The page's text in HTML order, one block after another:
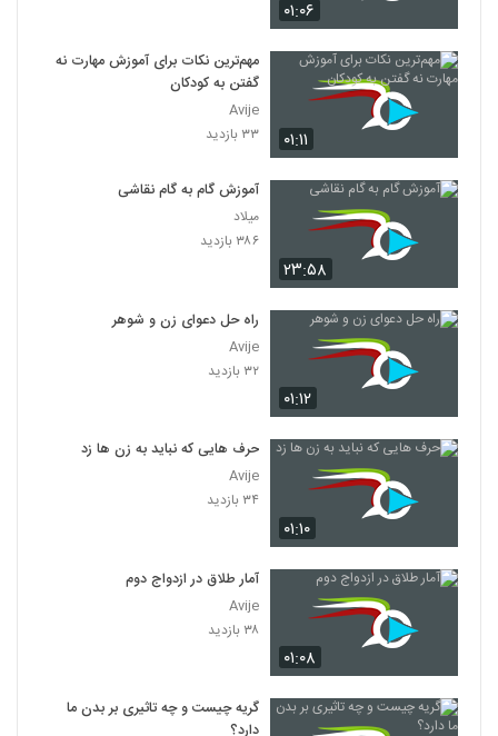
۰۱:۰۶
۰۱:۱۱
مهم‌ترین نکات برای آموزش مهارت نه
گفتن به کودکان
Avije
۳۳ بازدید
۲۳:۵۸
آموزش گام به گام نقاشی
میلاد
۳۸۶ بازدید
۰۱:۱۲
راه حل دعوای زن و شوهر
Avije
۳۲ بازدید
۰۱:۱۰
حرف هایی که نباید به زن ها زد
Avije
۳۴ بازدید
۰۱:۰۸
آمار طلاق در ازدواج دوم
Avije
۳۸ بازدید
گریه چیست و چه تاثیری بر بدن ما
دارد؟